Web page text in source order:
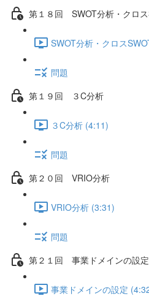
第１８回 SWOT分析・クロ
SWOT分析・クロス
問題
第１９回 ３C分析
３C分析 (4:11)
問題
第２０回 VRIO分析
VRIO分析 (3:31)
問題
第２１回 事業ドメインの設定
事業ドメインの設定